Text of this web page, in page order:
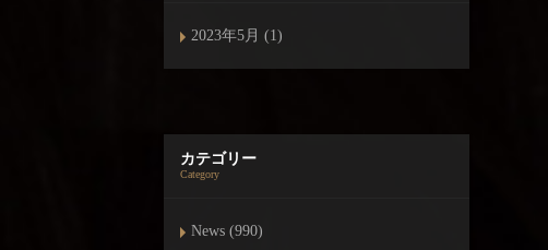
2023年5月 (1)
カテゴリー
Category
News (990)